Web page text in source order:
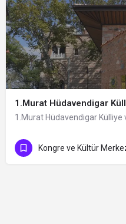
1.Murat Hüdavendigar
Kongre ve Kültür